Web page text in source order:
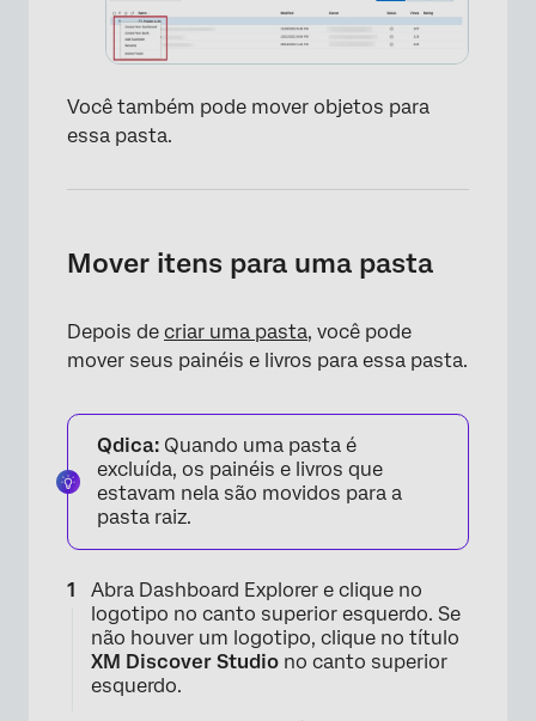
Você também pode mover objetos para
essa pasta.
Mover itens para uma pasta
Depois de criar uma pasta, você pode
mover seus painéis e livros para essa pasta.
Qdica: Quando uma pasta é
excluída, os painéis e livros que
estavam nela são movidos para a
pasta raiz.
Abra Dashboard Explorer e clique no
logotipo no canto superior esquerdo. Se
não houver um logotipo, clique no título
XM Discover Studio no canto superior
esquerdo.